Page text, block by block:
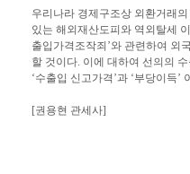
우리나라 경제구조상 외환거래
있는 해외재산도피와 역외탈세
출입가격조작죄’와 관련하여 외
할 것이다. 이에 대하여 선의의
‘수출입 신고가격’과 ‘부당이득’
[권용현 관세사]